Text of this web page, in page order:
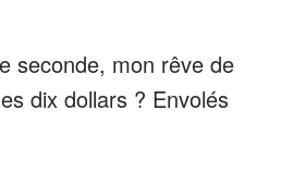
seconde, mon rêve de
dix dollars ? Envolés